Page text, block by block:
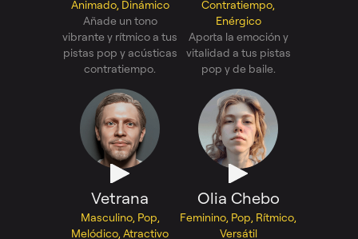
Animado, Dinámico
Añade un tono
vibrante y rítmico a tus
pistas pop y acústicas
contratiempo.
Contratiempo,
Enérgico
Aporta la emoción y
vitalidad a tus pistas
pop y de baile.
Vetrana
Masculino, Pop,
Melódico, Atractivo
Olia Chebo
Feminino, Pop, Rítmico,
Versátil